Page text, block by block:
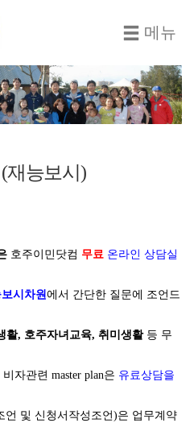
메뉴
재능보시)
호주이민닷컴 무료 온라인 상담실
시차원에서 간단한 질문에 조언드
활, 호주자녀교육, 취미생활등 무
자관련 master plan은 유료상담을
언 및 신청서작성조언)은 업무계약